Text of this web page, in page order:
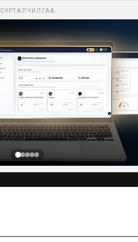
СУРТАЛЧИЛГАА